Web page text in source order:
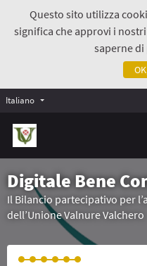
Questo sito utilizza
significa che approvi i
saperne
Italiano
Digitale Bene
Il Bilancio partecipativo per
dell’Unione Valnure Valchero